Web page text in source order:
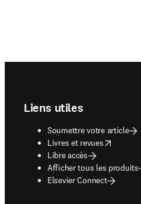
Liens utiles
Soumettre votre article
Livres et revues
opens in new tab/window
Libre accès
Afficher tous les produits
Elsevier Connect